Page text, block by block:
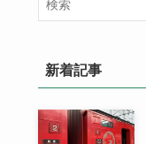
新着記事